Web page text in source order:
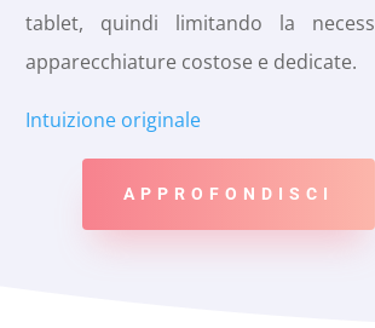
tablet, quindi limitando la
apparecchiature costose e dedicate.
Intuizione originale
APPROFONDISCI